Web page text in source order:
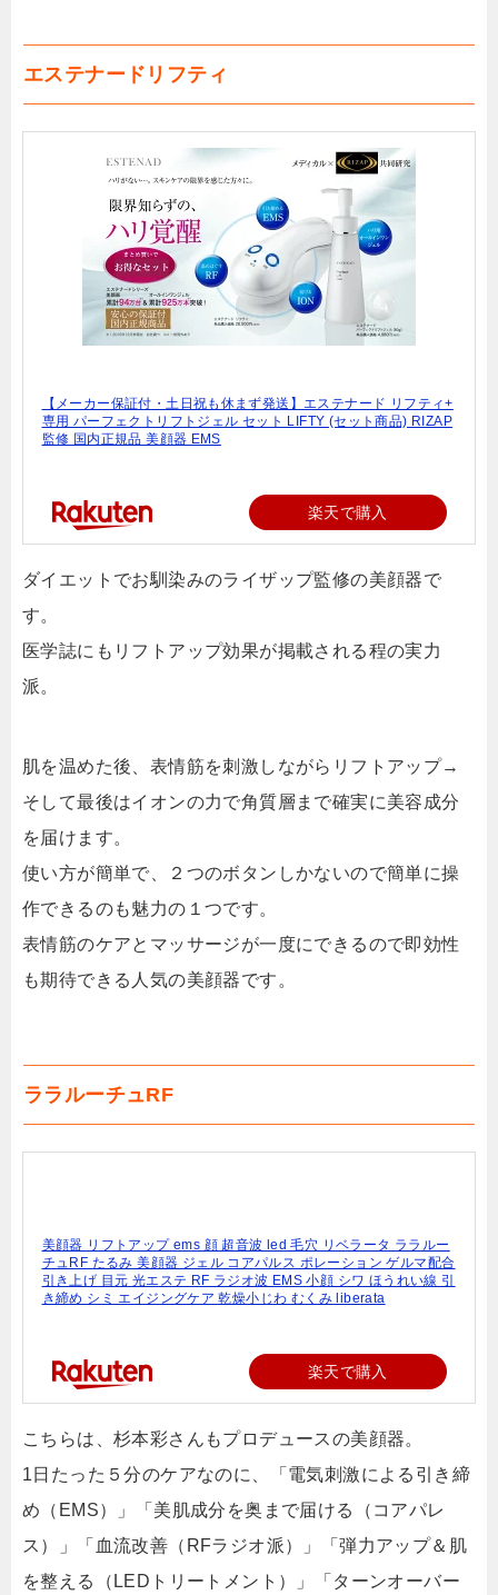
エステナードリフティ
【メーカー保証付・土日祝も休まず発送】エステナード リフティ+
専用 パーフェクトリフトジェル セット LIFTY (セット商品) RIZAP
監修 国内正規品 美顔器 EMS
楽天で購入
ダイエットでお馴染みのライザップ監修の美顔器で
す。
医学誌にもリフトアップ効果が掲載される程の実力
派。
肌を温めた後、表情筋を刺激しながらリフトアップ→
そして最後はイオンの力で角質層まで確実に美容成分
を届けます。
使い方が簡単で、２つのボタンしかないので簡単に操
作できるのも魅力の１つです。
表情筋のケアとマッサージが一度にできるので即効性
も期待できる人気の美顔器です。
ララルーチュRF
美顔器 リフトアップ ems 顔 超音波 led 毛穴 リベラータ ララルー
チュRF たるみ 美顔器 ジェル コアパルス ポレーション ゲルマ配合
引き上げ 目元 光エステ RF ラジオ波 EMS 小顔 シワ ほうれい線 引
き締め シミ エイジングケア 乾燥小じわ むくみ liberata
楽天で購入
こちらは、杉本彩さんもプロデュースの美顔器。
1日たった５分のケアなのに、「電気刺激による引き締
め（EMS）」「美肌成分を奥まで届ける（コアパレ
ス）」「血流改善（RFラジオ派）」「弾力アップ＆肌
を整える（LEDトリートメント）」「ターンオーバー